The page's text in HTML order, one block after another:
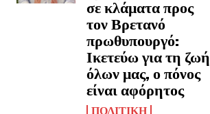
σε κλάματα προς
τον Βρετανό
πρωθυπουργό:
Ικετεύω για τη ζωή
όλων μας, ο πόνος
είναι αφόρητος
ΠΟΛΙΤΙΚΗ